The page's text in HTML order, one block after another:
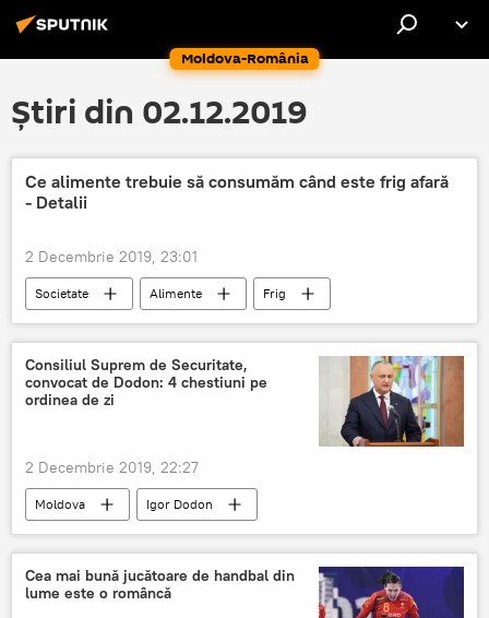
Moldova-România
Știri din 02.12.2019
Ce alimente trebuie să consumăm când este frig afară
- Detalii
2 Decembrie 2019, 23:01
Societate Alimente Frig
Consiliul Suprem de Securitate,
convocat de Dodon: 4 chestiuni pe
ordinea de zi
2 Decembrie 2019, 22:27
Moldova Igor Dodon
Cea mai bună jucătoare de handbal din
lume este o româncă